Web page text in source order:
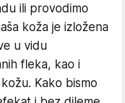
ili provodimo
koža je izložena
u vidu
fleka, kao i
Kako bismo